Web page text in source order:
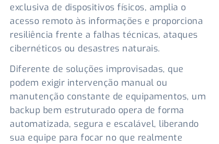
exclusiva de dispositivos físicos, amplia o
acesso remoto às informações e proporciona
resiliência frente a falhas técnicas, ataques
cibernéticos ou desastres naturais.
Diferente de soluções improvisadas, que
podem exigir intervenção manual ou
manutenção constante de equipamentos, um
backup bem estruturado opera de forma
automatizada, segura e escalável, liberando
sua equipe para focar no que realmente